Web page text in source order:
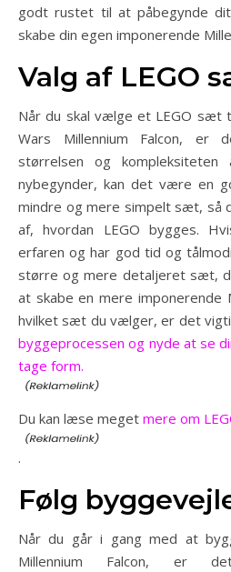
godt rustet til at påbegynde
skabe din egen imponerende
Valg af LEGO
Når du skal vælge et LEGO sæt
Wars Millennium Falcon, er
størrelsen og
nybegynder, kan det være en
mindre og mere simpelt sæt, så
af, hvordan LEGO bygges.
erfaren og har god tid og
større og mere detaljeret sæt,
at skabe en mere imponerende
hvilket sæt du vælger, er det
byggeprocessen og nyde at se
tage form.
Du kan læse meget mere om
.
Følg
Når du går i gang med at
Millennium Falcon, er